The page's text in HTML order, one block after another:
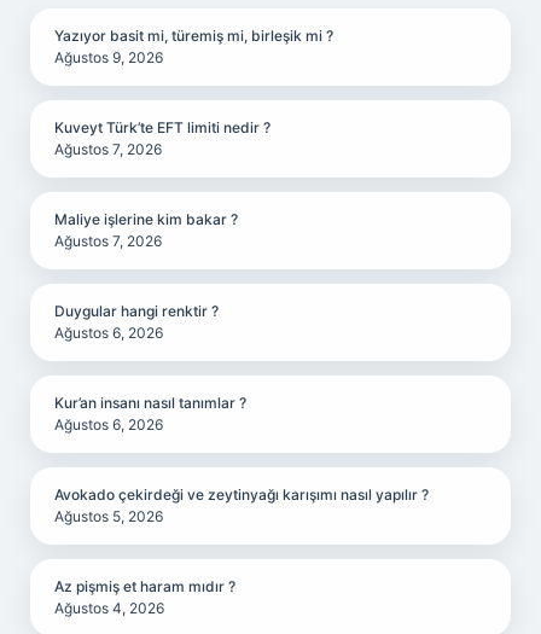
Yazıyor basit mi, türemiş mi, birleşik mi ?
Ağustos 9, 2026
Kuveyt Türk’te EFT limiti nedir ?
Ağustos 7, 2026
Maliye işlerine kim bakar ?
Ağustos 7, 2026
Duygular hangi renktir ?
Ağustos 6, 2026
Kur’an insanı nasıl tanımlar ?
Ağustos 6, 2026
Avokado çekirdeği ve zeytinyağı karışımı nasıl yapılır ?
Ağustos 5, 2026
Az pişmiş et haram mıdır ?
Ağustos 4, 2026